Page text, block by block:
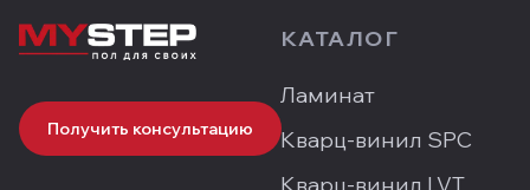
Получить консультацию
КАТАЛОГ
Ламинат
Кварц-винил SPC